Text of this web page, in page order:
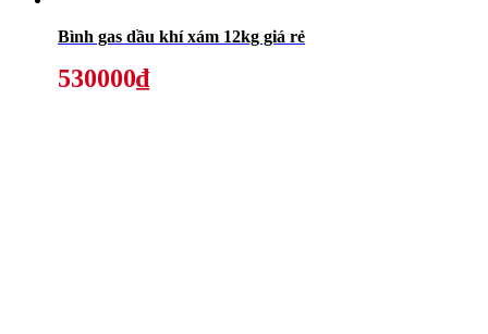
Bình gas dầu khí xám 12kg giá rẻ
530000₫